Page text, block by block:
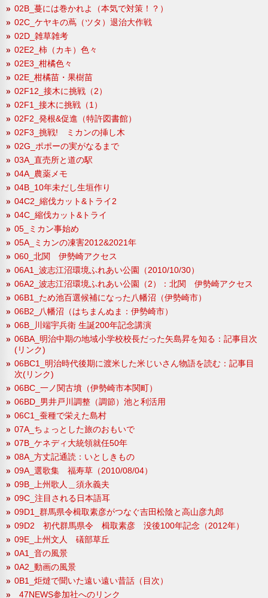
02B_蔓には巻かれよ（本気で対策！？）
02C_ケヤキの蔦（ツタ）退治大作戦
02D_雑草雑考
02E2_柿（カキ）色々
02E3_柑橘色々
02E_柑橘苗・果樹苗
02F12_接木に挑戦（2）
02F1_接木に挑戦（1）
02F2_発根&促進（特許図書館）
02F3_挑戦! ミカンの挿し木
02G_ポポーの実がなるまで
03A_直売所と道の駅
04A_農薬メモ
04B_10年未だし生垣作り
04C2_縮伐カット&トライ2
04C_縮伐カット&トライ
05_ミカン事始め
05A_ミカンの凍害2012&2021年
060_北関 伊勢崎アクセス
06A1_波志江沼環境ふれあい公園（2010/10/30）
06A2_波志江沼環境ふれあい公園（2）：北関 伊勢崎アクセス
06B1_ため池百選候補になった八幡沼（伊勢崎市）
06B2_八幡沼（はちまんぬま：伊勢崎市）
06B_川端宇兵衛 生誕200年記念講演
06BA_明治中期の地域小学校校長だった矢島昇を知る：記事目次
(リンク)
06BC1_明治時代後期に渡米した米じいさん物語を読む：記事目
次(リンク)
06BC_一ノ関古墳（伊勢崎市本関町）
06BD_男井戸川調整（調節）池と利活用
06C1_蚕種で栄えた島村
07A_ちょっとした旅のおもいで
07B_ケネディ大統領就任50年
08A_方丈記通読：いとしきもの
09A_選歌集 福寿草（2010/08/04）
09B_上州歌人＿須永義夫
09C_注目される日本語耳
09D1_群馬県令楫取素彦がつなぐ吉田松陰と高山彦九郎
09D2 初代群馬県令 楫取素彦 没後100年記念（2012年）
09E_上州文人 礒部草丘
0A1_音の風景
0A2_動画の風景
0B1_炬燵で聞いた遠い遠い昔話（目次）
_47NEWS参加社へのリンク